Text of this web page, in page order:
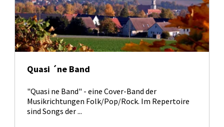
Quasi ´ne Band
"Quasi ne Band" - eine Cover-Band der
Musikrichtungen Folk/Pop/Rock. Im Repertoire
sind Songs der ...